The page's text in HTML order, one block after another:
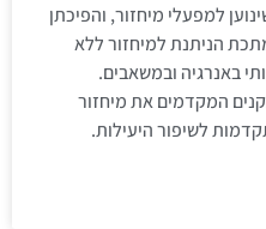
למפעלי מיחזור, והפיכתן
הניתנת למיחזור ללא
באנרגיה ובמשאבים.
המקדמים את מיחזור
לשיפור היעילות.